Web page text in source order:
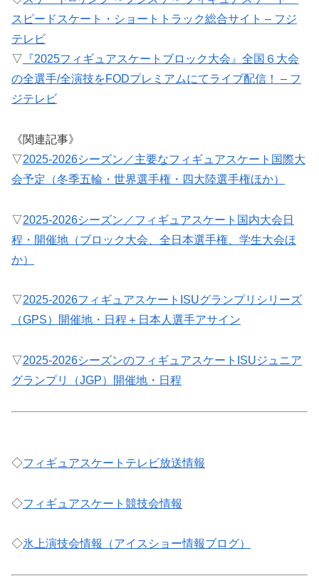
スピードスケート・ショートトラック総合サイト – フジ
テレビ
▽ 『2025フィギュアスケートブロック大会』全国６大会
の全選手/全演技をFODプレミアムにてライブ配信！ – フ
ジテレビ
《関連記事》
▽2025-2026シーズン／主要なフィギュアスケート国際大
会予定（冬季五輪・世界選手権・四大陸選手権ほか）
▽2025-2026シーズン／フィギュアスケート国内大会日
程・開催地（ブロック大会、全日本選手権、学生大会ほ
か）
▽2025-2026フィギュアスケートISUグランプリシリーズ
（GPS）開催地・日程＋日本人選手アサイン
▽2025-2026シーズンのフィギュアスケートISUジュニア
グランプリ（JGP）開催地・日程
◇フィギュアスケートテレビ放送情報
◇フィギュアスケート競技会情報
◇氷上演技会情報（アイスショー情報ブログ）